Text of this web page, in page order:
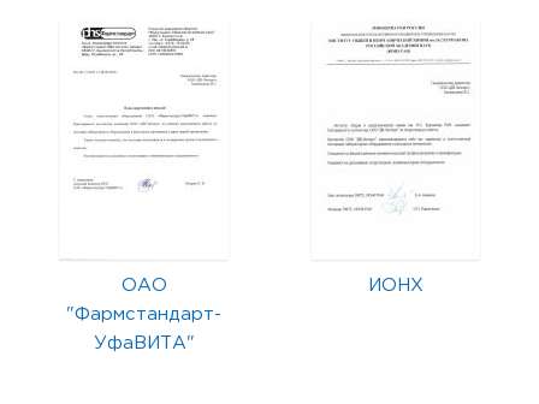
ОАО
"Фармстандарт-
УфаВИТА"
ИОНХ